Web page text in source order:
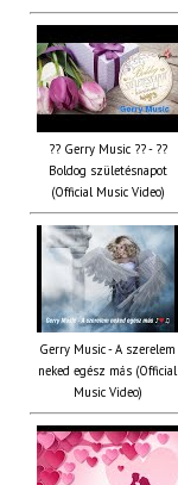
?? Gerry Music ?? - ??
Boldog születésnapot
(Official Music Video)
Gerry Music - A szerelem
neked egész más (Official
Music Video)